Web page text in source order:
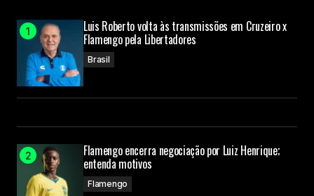
Luis Roberto volta às transmissões em Cruzeiro x
Flamengo pela Libertadores
Brasil
Flamengo encerra negociação por Luiz Henrique;
entenda motivos
Flamengo